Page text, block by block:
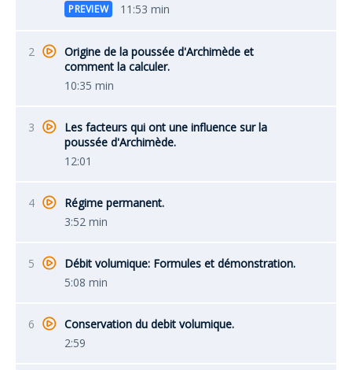
PREVIEW 11:53 min
2
Origine de la poussée d'Archimède et
comment la calculer.
10:35 min
3
Les facteurs qui ont une influence sur la
poussée d'Archimède.
12:01
4
Régime permanent.
3:52 min
5
Débit volumique: Formules et démonstration.
5:08 min
6
Conservation du debit volumique.
2:59